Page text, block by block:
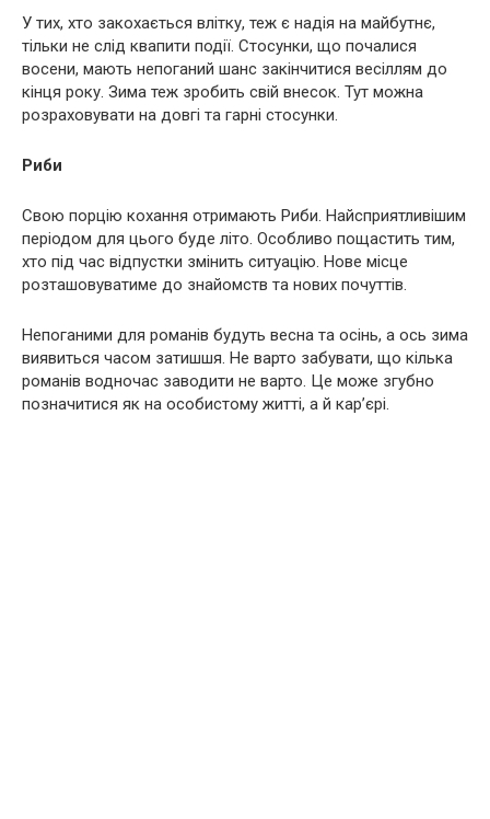
У тих, хто закохається влітку, теж є надія на майбутнє,
тільки не слід квапити події. Стосунки, що почалися
восени, мають непоганий шанс закінчитися весіллям до
кінця року. Зима теж зробить свій внесок. Тут можна
розраховувати на довгі та гарні стосунки.
Риби
Свою порцію кохання отримають Риби. Найсприятливішим
періодом для цього буде літо. Особливо пощастить тим,
хто під час відпустки змінить ситуацію. Нове місце
розташовуватиме до знайомств та нових почуттів.
Непоганими для романів будуть весна та осінь, а ось зима
виявиться часом затишшя. Не варто забувати, що кілька
романів водночас заводити не варто. Це може згубно
позначитися як на особистому житті, а й кар’єрі.